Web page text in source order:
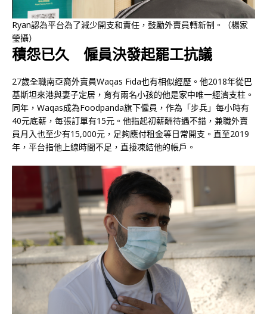
Ryan認為平台為了減少開支和責任，鼓勵外賣員轉新制。（楊家
瑩攝）
積怨已久 僱員決發起罷工抗議
27歲全職南亞裔外賣員Waqas Fida也有相似經歷。他2018年從巴
基斯坦來港與妻子定居，育有兩名小孩的他是家中唯一經濟支柱。
同年，Waqas成為Foodpanda旗下僱員，作為「步兵」每小時有
40元底薪，每張訂單有15元。他指起初薪酬待遇不錯，兼職外賣
員月入也至少有15,000元，足夠應付租金等日常開支。直至2019
年，平台指他上線時間不足，直接凍結他的帳戶。